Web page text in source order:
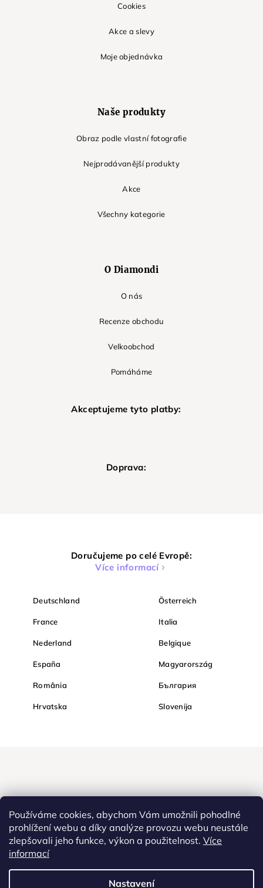
Používáme cookies, abychom Vám umožnili pohodlné
prohlížení webu a díky analýze provozu webu neustále
zlepšovali jeho funkce, výkon a použitelnost. Více
informací
Nastavení
Cookies
Akce a slevy
Moje objednávka
Naše produkty
Obraz podle vlastní fotografie
Nejprodávanější produkty
Akce
Všechny kategorie
O Diamondi
O nás
Recenze obchodu
Velkoobchod
Pomáháme
Akceptujeme tyto platby:
Doprava:
Doručujeme po celé Evropě:
Více informací
Deutschland Österreich
France Italia
Nederland Belgique
España Magyarország
România България
Hrvatska Slovenija
Nakupujte na Diamondi bezpečně a bez obav. Díky HTTPS